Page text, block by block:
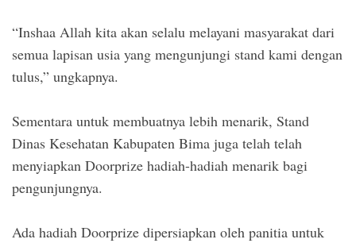
“Inshaa Allah kita akan selalu melayani masyarakat dari
semua lapisan usia yang mengunjungi stand kami dengan
tulus,” ungkapnya.
Sementara untuk membuatnya lebih menarik, Stand
Dinas Kesehatan Kabupaten Bima juga telah telah
menyiapkan Doorprize hadiah-hadiah menarik bagi
pengunjungnya.
Ada hadiah Doorprize dipersiapkan oleh panitia untuk